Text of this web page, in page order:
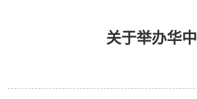
关于举办华